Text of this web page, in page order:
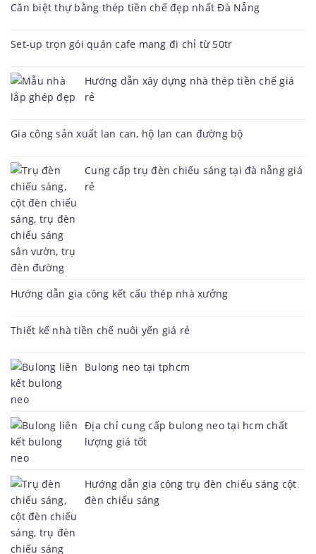
Căn biệt thự bằng thép tiền chế đẹp nhất Đà Nẵng
Set-up trọn gói quán cafe mang đi chỉ từ 50tr
Hướng dẫn xây dựng nhà thép tiền chế giá
rẻ
Gia công sản xuất lan can, hộ lan can đường bộ
Cung cấp trụ đèn chiếu sáng tại đà nẵng giá
rẻ
Hướng dẫn gia công kết cấu thép nhà xưởng
Thiết kế nhà tiền chế nuôi yến giá rẻ
Bulong neo tại tphcm
Địa chỉ cung cấp bulong neo tại hcm chất
lượng giá tốt
Hướng dẫn gia công trụ đèn chiếu sáng cột
đèn chiếu sáng